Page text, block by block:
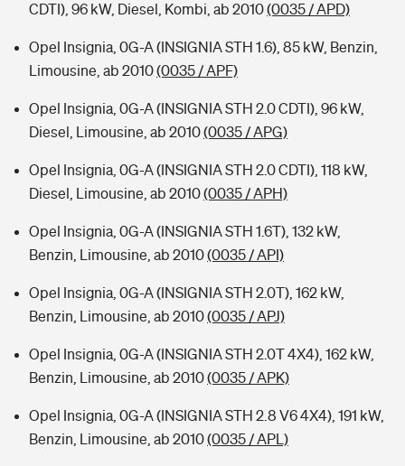
CDTI), 96 kW, Diesel, Kombi, ab 2010(0035 / APD)
Opel Insignia, 0G-A (INSIGNIA STH 1.6), 85 kW, Benzin,
Limousine, ab 2010(0035 / APF)
Opel Insignia, 0G-A (INSIGNIA STH 2.0 CDTI), 96 kW,
Diesel, Limousine, ab 2010(0035 / APG)
Opel Insignia, 0G-A (INSIGNIA STH 2.0 CDTI), 118 kW,
Diesel, Limousine, ab 2010(0035 / APH)
Opel Insignia, 0G-A (INSIGNIA STH 1.6T), 132 kW,
Benzin, Limousine, ab 2010(0035 / API)
Opel Insignia, 0G-A (INSIGNIA STH 2.0T), 162 kW,
Benzin, Limousine, ab 2010(0035 / APJ)
Opel Insignia, 0G-A (INSIGNIA STH 2.0T 4X4), 162 kW,
Benzin, Limousine, ab 2010(0035 / APK)
Opel Insignia, 0G-A (INSIGNIA STH 2.8 V6 4X4), 191 kW,
Benzin, Limousine, ab 2010(0035 / APL)